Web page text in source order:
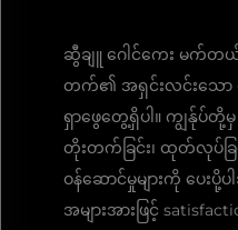
ဆွီချူ ဂေါင်ကေး မက်တယ်
တက်၏ အရှင်းလင်းသော
ရှာဖွေတွေ့ရှိပါ။ ကျွန်ုပ်တို့
တိုးတက်ခြင်း၊ ထုတ်လုပ်ခြ
ဝန်ဆောင်မှုများကို ပေးပို့
အများအားဖြင့်